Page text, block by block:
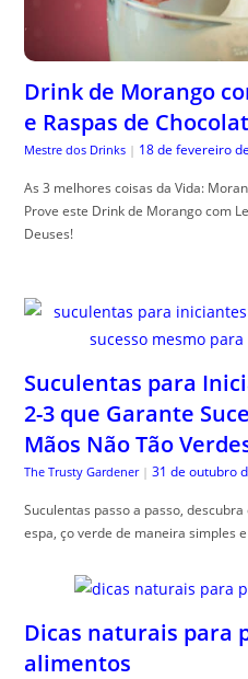
Drink de Morango
e Raspas de
Mestre dos Drinks | 18 de fevereiro
As 3 melhores coisas da Vida:
Prove este Drink de Morango com
Deuses!
Suculentas para
2-3 que Garante
Mãos Não Tão
The Trusty Gardener | 31 de outubro
Suculentas passo a passo,
espa, ço verde de maneira simples
Dicas naturais para
alimentos